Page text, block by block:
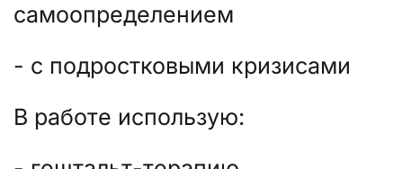
самоопределением
- с подростковыми кризисами
В работе использую: